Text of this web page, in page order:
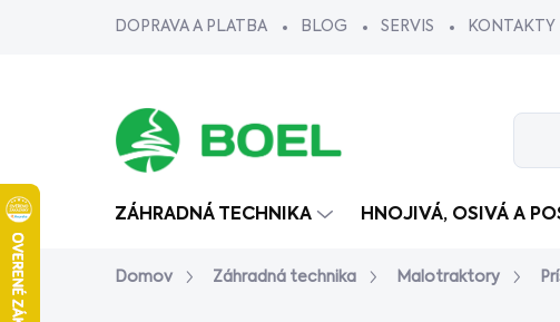
DOPRAVA A PLATBA BLOG SERVIS KONTAKTY
ZÁHRADNÁ TECHNIKA HNOJIVÁ, OSIVÁ A
Domov Záhradná technika Malotraktory